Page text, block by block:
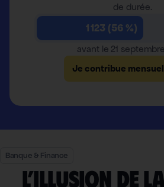
de durée.
1 123 (56 %)
avant le 21
Je contribue
Banque & Finance
L’illusion de